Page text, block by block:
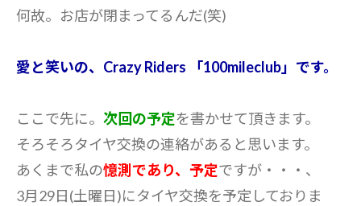
何故。お店が閉まってるんだ(笑)
愛と笑いの、Crazy Riders 「100mileclub」です。
ここで先に。 次回の予定を書かせて頂きます。
そろそろタイヤ交換の連絡があると思います。
あくまで私の憶測であり、予定ですが・・・、
3月29日(土曜日)にタイヤ交換を予定しておりま